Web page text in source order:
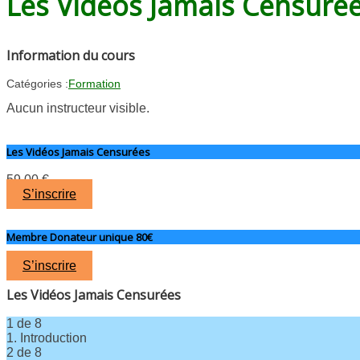
Information du cours
Catégories :Formation
Aucun instructeur visible.
Les Vidéos Jamais Censurées
59.00€
S’inscrire
Membre Donateur unique 80€
S’inscrire
Les Vidéos Jamais Censurées
1 de 8
1. Introduction
Lesson
Vous
2 de 8